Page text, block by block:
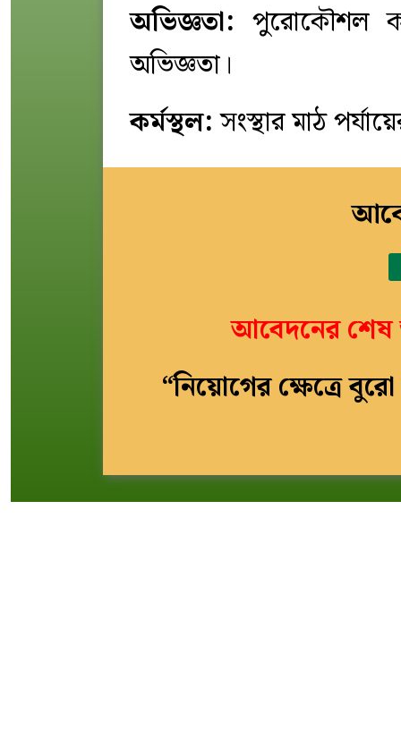
অভিজ্ঞতা: পুরোকৌশল
অভিজ্ঞতা।
কর্মস্থল:সংস্থার মাঠ
আবেদনের শেষ
“নিয়োগের ক্ষেত্রে